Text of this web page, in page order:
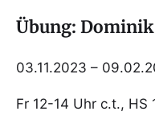
Übung:
03.11.2023 –
Fr 12-14 Uhr c.t., HS